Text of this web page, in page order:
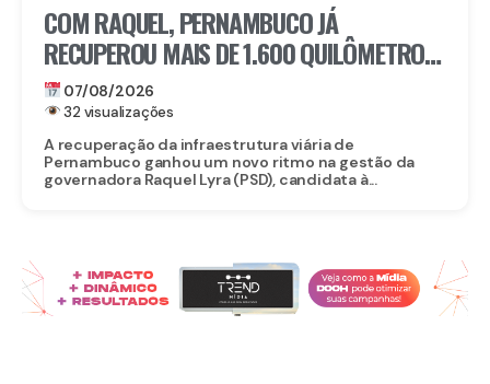
COM RAQUEL, PERNAMBUCO JÁ
RECUPEROU MAIS DE 1.600 QUILÔMETROS
DE ESTRADAS
07/08/2026
32 visualizações
A recuperação da infraestrutura viária de
Pernambuco ganhou um novo ritmo na gestão da
governadora Raquel Lyra (PSD), candidata à...